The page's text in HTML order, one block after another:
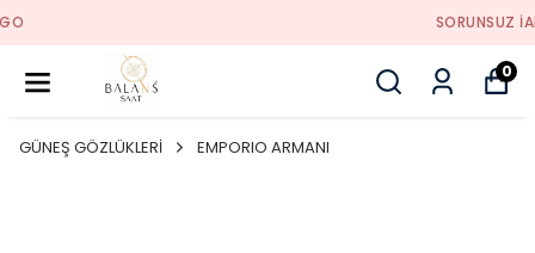
0
GÜNEŞ GÖZLÜKLERİ EMPORIO ARMANI